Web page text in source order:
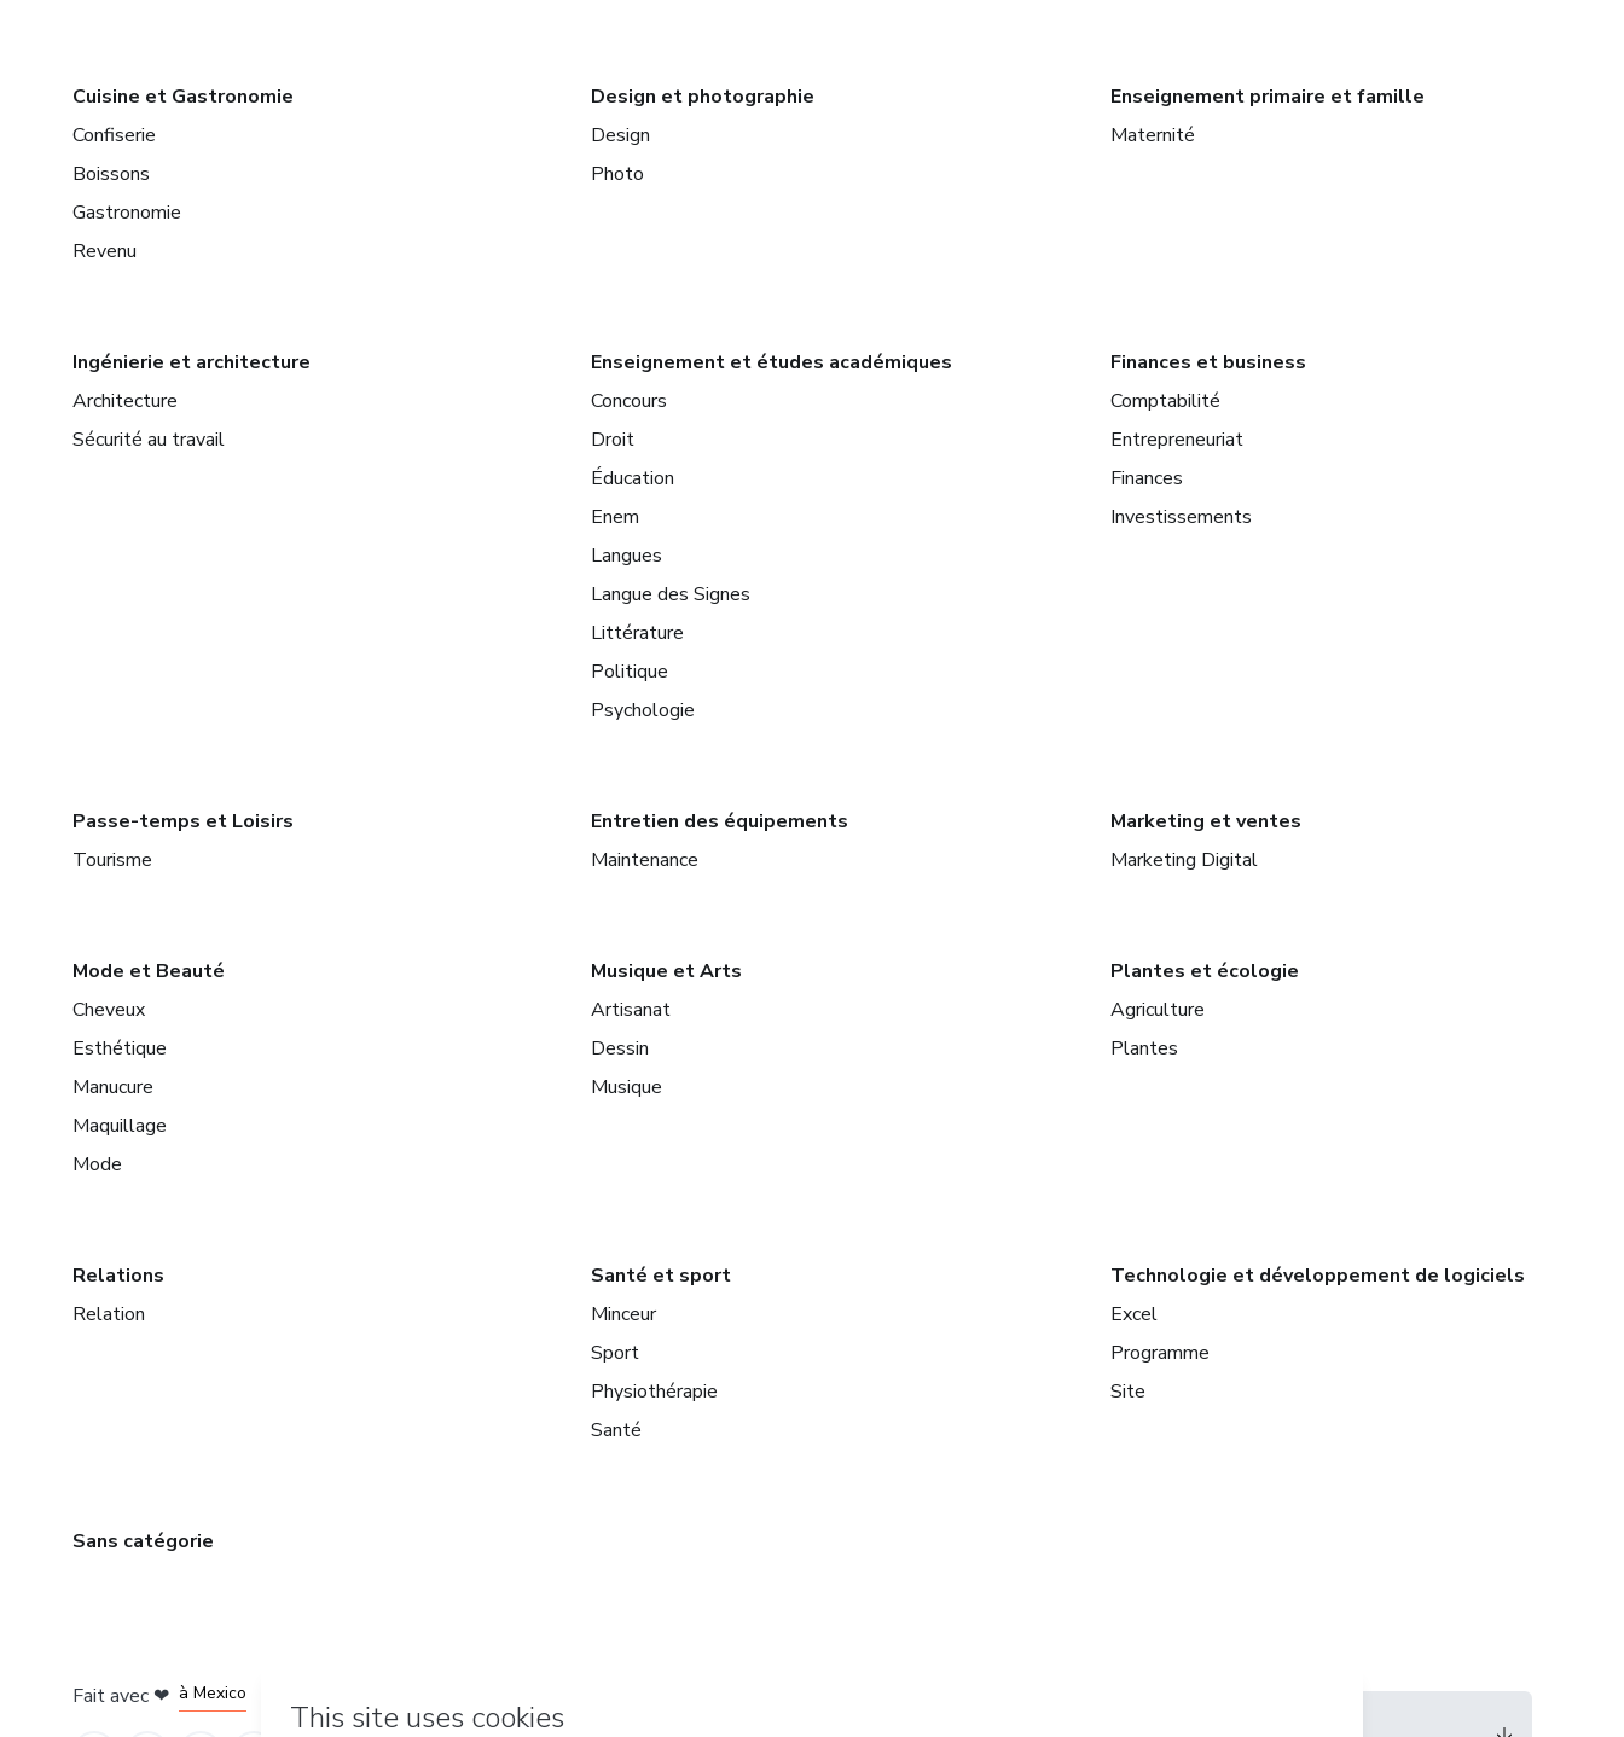
Cuisine et Gastronomie
Confiserie
Boissons
Gastronomie
Revenu
Design et photographie
Design
Photo
Enseignement primaire et famille
Maternité
Ingénierie et architecture
Architecture
Sécurité au travail
Enseignement et études académiques
Concours
Droit
Éducation
Enem
Langues
Langue des Signes
Littérature
Politique
Psychologie
Finances et business
Comptabilité
Entrepreneuriat
Finances
Investissements
Passe-temps et Loisirs
Tourisme
Entretien des équipements
Maintenance
Marketing et ventes
Marketing Digital
Mode et Beauté
Cheveux
Esthétique
Manucure
Maquillage
Mode
Musique et Arts
Artisanat
Dessin
Musique
Plantes et écologie
Agriculture
Plantes
Relations
Relation
Santé et sport
Minceur
Sport
Physiothérapie
Santé
Technologie et développement de logiciels
Excel
Programme
Site
Sans catégorie
Fait avec ❤
à Belo Horizonte
à Mexico